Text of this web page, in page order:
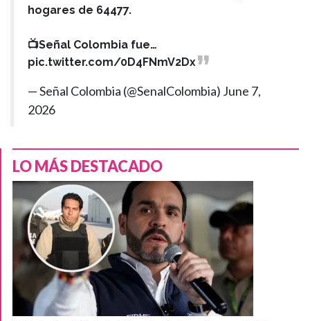
hogares de 64477.
📺Señal Colombia fue…
pic.twitter.com/0D4FNmV2Dx
— Señal Colombia (@SenalColombia) June 7,
2026
LO MÁS DESTACADO